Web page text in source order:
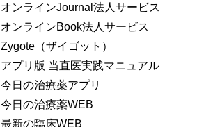
オンラインJournal法人サービス
オンラインBook法人サービス
Zygote（ザイゴット）
アプリ版 当直医実践マニュアル
今日の治療薬アプリ
今日の治療薬WEB
最新の臨床WEB